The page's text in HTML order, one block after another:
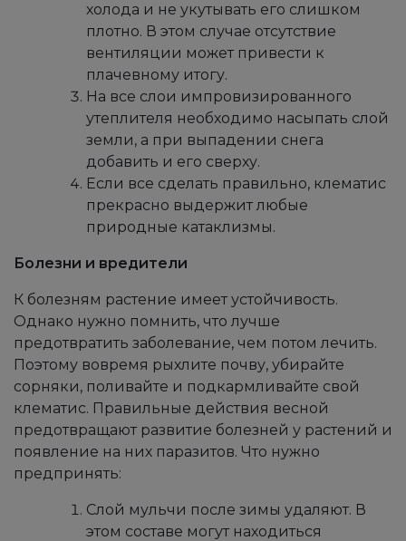
холода и не укутывать его слишком
плотно. В этом случае отсутствие
вентиляции может привести к
плачевному итогу.
На все слои импровизированного
утеплителя необходимо насыпать слой
земли, а при выпадении снега
добавить и его сверху.
Если все сделать правильно, клематис
прекрасно выдержит любые
природные катаклизмы.
Болезни и вредители
К болезням растение имеет устойчивость.
Однако нужно помнить, что лучше
предотвратить заболевание, чем потом лечить.
Поэтому вовремя рыхлите почву, убирайте
сорняки, поливайте и подкармливайте свой
клематис. Правильные действия весной
предотвращают развитие болезней у растений и
появление на них паразитов. Что нужно
предпринять:
Слой мульчи после зимы удаляют. В
этом составе могут находиться